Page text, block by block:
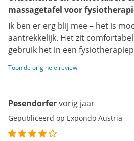
massagetafel voor
Ik ben er erg blij mee – het is
aantrekkelijk. Het zit
gebruik het in een
Toon de originele review
Pesendorfervorig jaar
Gepubliceerd op Expondo Austria